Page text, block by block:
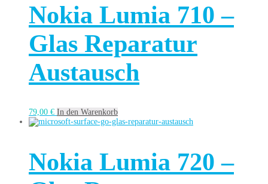
Nokia Lumia 710 –
Glas Reparatur
Austausch
79,00 € In den Warenkorb
Nokia Lumia 720 –